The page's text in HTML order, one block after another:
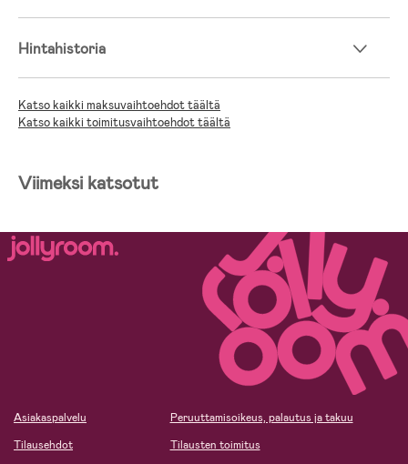
Hintahistoria
Katso kaikki maksuvaihtoehdot täältä
Katso kaikki toimitusvaihtoehdot täältä
Viimeksi katsotut
Asiakaspalvelu
Tilausehdot
Peruuttamisoikeus, palautus ja takuu
Tilausten toimitus